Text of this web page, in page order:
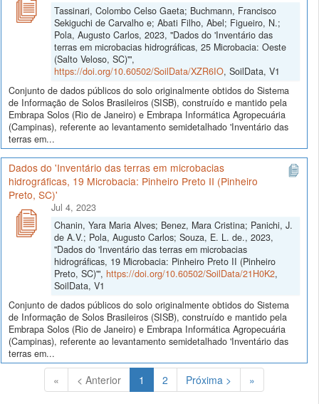
Tassinari, Colombo Celso Gaeta; Buchmann, Francisco
Sekiguchi de Carvalho e; Abati Filho, Abel; Figueiro, N.;
Pola, Augusto Carlos, 2023, "Dados do 'Inventário das
terras em microbacias hidrográficas, 25 Microbacia: Oeste
(Salto Veloso, SC)'",
https://doi.org/10.60502/SoilData/XZR6IO, SoilData, V1
Conjunto de dados públicos do solo originalmente obtidos do Sistema
de Informação de Solos Brasileiros (SISB), construído e mantido pela
Embrapa Solos (Rio de Janeiro) e Embrapa Informática Agropecuária
(Campinas), referente ao levantamento semidetalhado 'Inventário das
terras em...
Dados do 'Inventário das terras em microbacias
hidrográficas, 19 Microbacia: Pinheiro Preto II (Pinheiro
Preto, SC)'
Jul 4, 2023
Chanin, Yara Maria Alves; Benez, Mara Cristina; Panichi, J.
de A.V.; Pola, Augusto Carlos; Souza, E. L. de., 2023,
"Dados do 'Inventário das terras em microbacias
hidrográficas, 19 Microbacia: Pinheiro Preto II (Pinheiro
Preto, SC)'", https://doi.org/10.60502/SoilData/21H0K2,
SoilData, V1
Conjunto de dados públicos do solo originalmente obtidos do Sistema
de Informação de Solos Brasileiros (SISB), construído e mantido pela
Embrapa Solos (Rio de Janeiro) e Embrapa Informática Agropecuária
(Campinas), referente ao levantamento semidetalhado 'Inventário das
terras em...
« < Anterior 1 (Atual)
2 Próxima > »